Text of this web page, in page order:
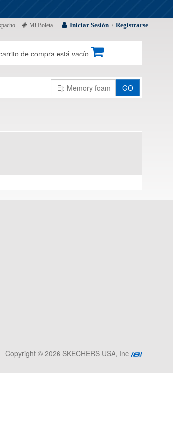
Iniciar Sesión / Registrarse
Mi Boleta
de compra está vacío
GO
Copyright © 2026 SKECHERS USA, Inc